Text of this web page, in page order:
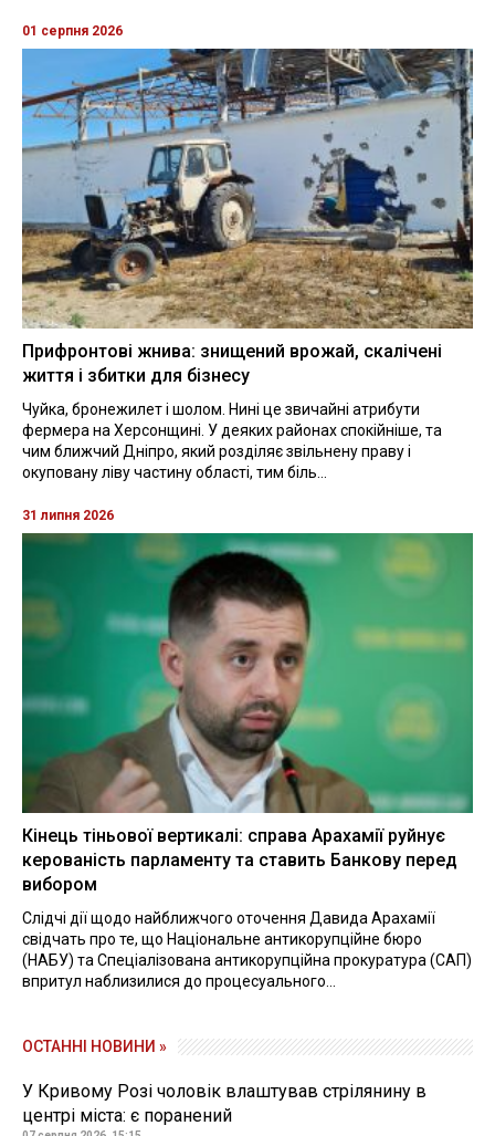
01 серпня 2026
Прифронтові жнива: знищений врожай, скалічені
життя і збитки для бізнесу
Чуйка, бронежилет і шолом. Нині це звичайні атрибути
фермера на Херсонщині. У деяких районах спокійніше, та
чим ближчий Дніпро, який розділяє звільнену праву і
окуповану ліву частину області, тим біль...
31 липня 2026
Кінець тіньової вертикалі: справа Арахамії руйнує
керованість парламенту та ставить Банкову перед
вибором
Слідчі дії щодо найближчого оточення Давида Арахамії
свідчать про те, що Національне антикорупційне бюро
(НАБУ) та Спеціалізована антикорупційна прокуратура (САП)
впритул наблизилися до процесуального...
ОСТАННІ НОВИНИ »
У Кривому Розі чоловік влаштував стрілянину в
центрі міста: є поранений